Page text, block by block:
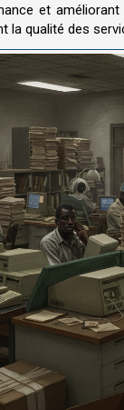
et
la qualité des